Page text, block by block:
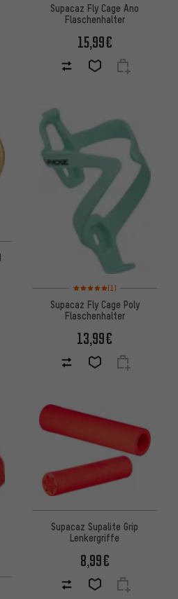
Supacaz Fly Cage Ano
Flaschenhalter
15,99€
Bewertungen: 5 von 5
(1)
Supacaz Fly Cage Poly
Flaschenhalter
13,99€
basierend auf 2 Bewertungen
Supacaz Supalite Grip
Lenkergriffe
8,99€